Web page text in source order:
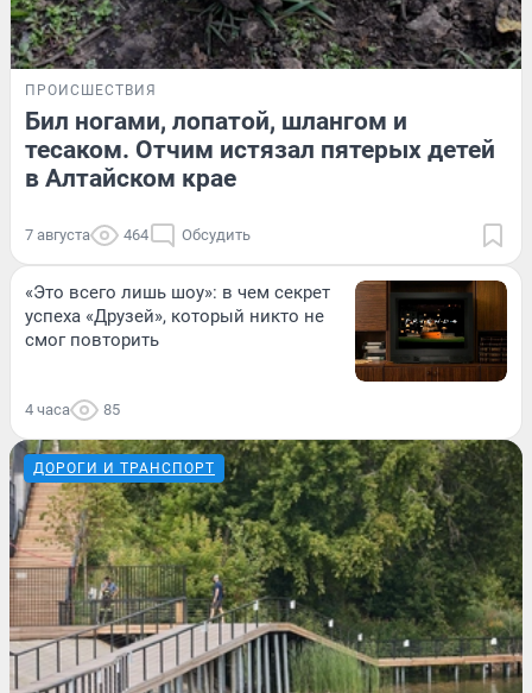
ПРОИСШЕСТВИЯ
Бил ногами, лопатой, шлангом и
тесаком. Отчим истязал пятерых детей
в Алтайском крае
7 августа 464 Обсудить
«Это всего лишь шоу»: в чем секрет
успеха «Друзей», который никто не
смог повторить
4 часа 85
ДОРОГИ И ТРАНСПОРТ